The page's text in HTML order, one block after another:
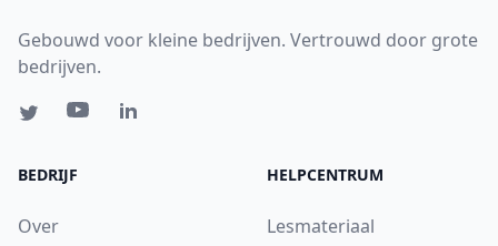
Gebouwd voor kleine bedrijven. Vertrouwd door grote
bedrijven.
BEDRIJF
Over
HELPCENTRUM
Lesmateriaal